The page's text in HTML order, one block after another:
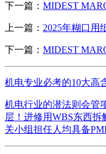
下一篇： MIDEST
上一篇： 2025年糊口用
下一篇： MIDEST
机电专业必考的10大高
机电行业的潜法则会管
层！进修用WBS东西
关小组担任人均具备